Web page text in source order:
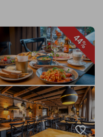
44%
favorite_border